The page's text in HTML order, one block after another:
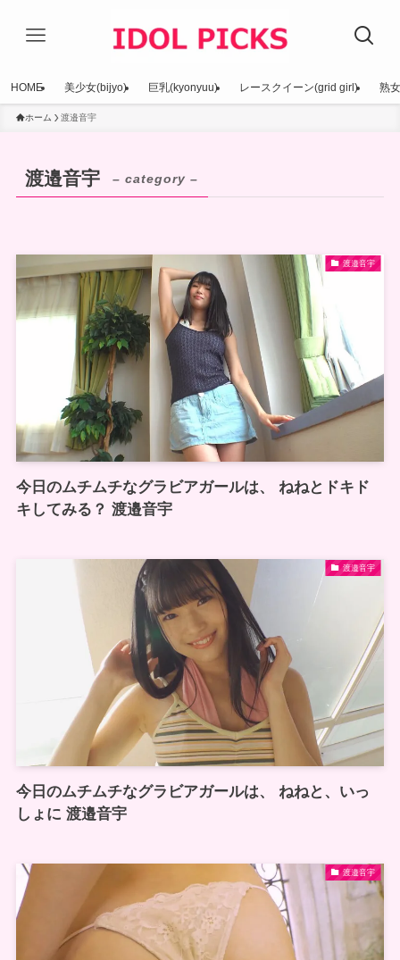
HOME 美少女(bijyo) 巨乳(kyonyuu) レースクイーン(grid girl) 熟
ホーム 渡邉音宇
渡邉音宇 – category –
渡邉音宇
今日のムチムチなグラビアガールは、 ねねとドキド
キしてみる？ 渡邉音宇
渡邉音宇
今日のムチムチなグラビアガールは、 ねねと、いっ
しょに 渡邉音宇
渡邉音宇